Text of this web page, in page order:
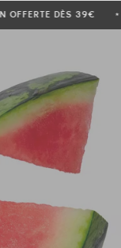
★ LIVRAISON